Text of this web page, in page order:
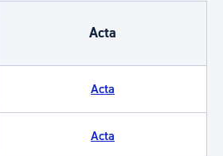
Acta
Acta
Acta